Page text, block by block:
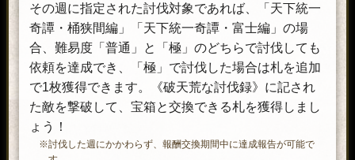
その週に指定された討伐対象であれば、「天下統一
奇譚・桶狭間編」「天下統一奇譚・富士編」の場
合、難易度「普通」と「極」のどちらで討伐しても
依頼を達成でき、「極」で討伐した場合は札を追加
で1枚獲得できます。《破天荒な討伐録》に記され
た敵を撃破して、宝箱と交換できる札を獲得しまし
ょう！
※討伐した週にかかわらず、報酬交換期間中に達成報告が可能で